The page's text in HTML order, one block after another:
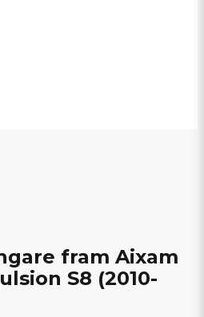
fram Aixam
S8 (2010-